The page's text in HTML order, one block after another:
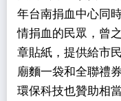
年台南捐血中心同
情捐血的民眾，曾
章貼紙，提供給市
廟麵一袋和全聯禮
環保科技也贊助相